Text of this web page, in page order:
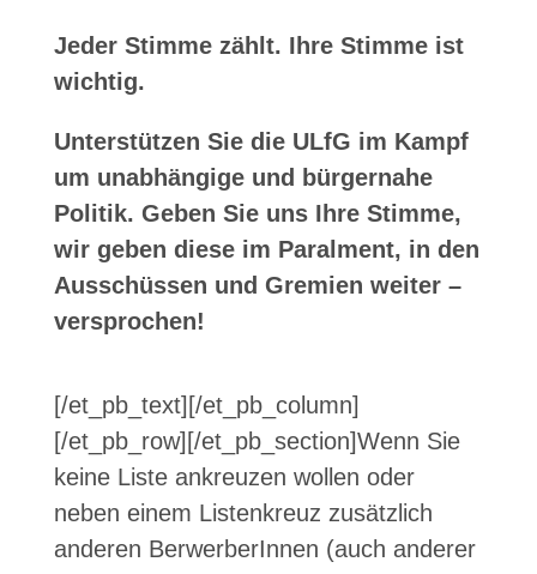
Jeder Stimme zählt. Ihre Stimme ist
wichtig.
Unterstützen Sie die ULfG im Kampf
um unabhängige und bürgernahe
Politik. Geben Sie uns Ihre Stimme,
wir geben diese im Paralment, in den
Ausschüssen und Gremien weiter –
versprochen!
[/et_pb_text][/et_pb_column]
[/et_pb_row][/et_pb_section]Wenn Sie
keine Liste ankreuzen wollen oder
neben einem Listenkreuz zusätzlich
anderen BerwerberInnen (auch anderer